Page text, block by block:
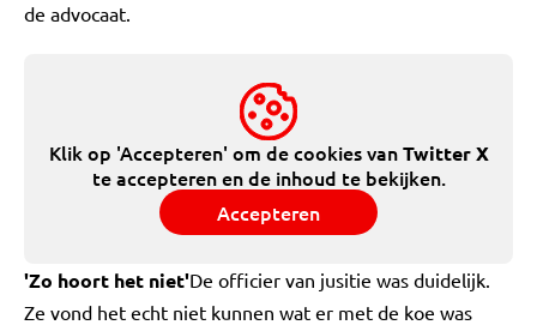
de advocaat.
Klik op 'Accepteren' om de cookies vanTwitter X
te accepteren en de inhoud te bekijken.
Accepteren
'Zo hoort het niet'De officier van jusitie was duidelijk.
Ze vond het echt niet kunnen wat er met de koe was